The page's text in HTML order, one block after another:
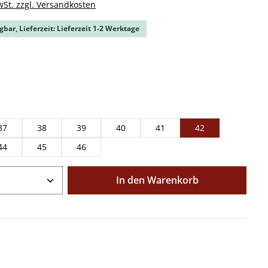
zzgl. Versandkosten
Lieferzeit: Lieferzeit 1-2 Werktage
38 39 40 41
42
45 46
Anzahl: Gib den gewünschten Wert
In den Warenkorb